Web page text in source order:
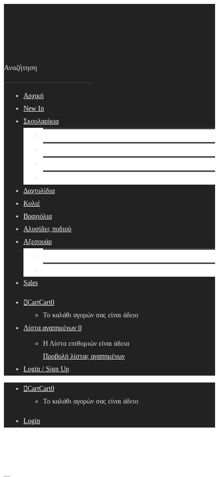
Αρχική
New In
Σκουλαρίκια
Δαχτυλίδια
Κολιέ
Βραχιόλια
Αλυσίδες ποδιού
Αξεσουάρ
Sales
CartCart0
Το καλάθι αγορών σας είναι άδειο
Λίστα αγαπημένων 0
Η Λίστα επιθυμιών είναι άδεια
Προβολή λίστας αγαπημένων
Login / Sign Up
CartCart0
Το καλάθι αγορών σας είναι άδειο
Login